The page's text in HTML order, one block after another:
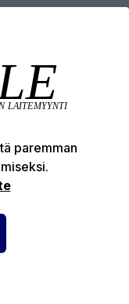
ERIKOISLIIKE
paremman